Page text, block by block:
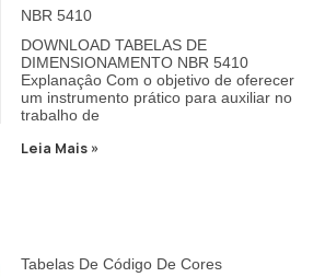
NBR 5410
DOWNLOAD TABELAS DE
DIMENSIONAMENTO NBR 5410
Explanaçâo Com o objetivo de oferecer
um instrumento prático para auxiliar no
trabalho de
Leia Mais »
Tabelas De Código De Cores